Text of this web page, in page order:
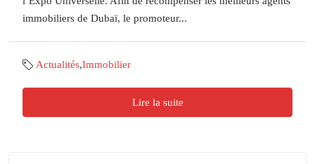
immobiliers de Dubaï, le promoteur...
Actualités,Immobilier
Lire la suite